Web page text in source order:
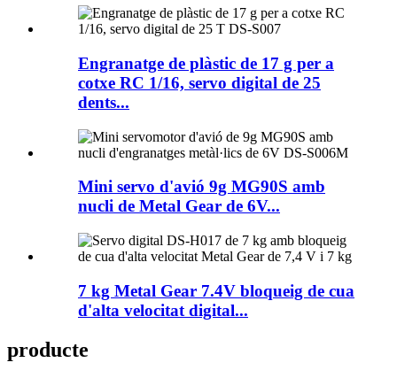
Engranatge de plàstic de 17 g per a
cotxe RC 1/16, servo digital de 25
dents...
Mini servo d'avió 9g MG90S amb
nucli de Metal Gear de 6V...
7 kg Metal Gear 7.4V bloqueig de cua
d'alta velocitat digital...
producte